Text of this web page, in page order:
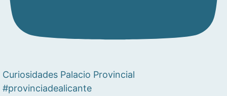
Curiosidades Palacio Provincial
#provinciadealicante